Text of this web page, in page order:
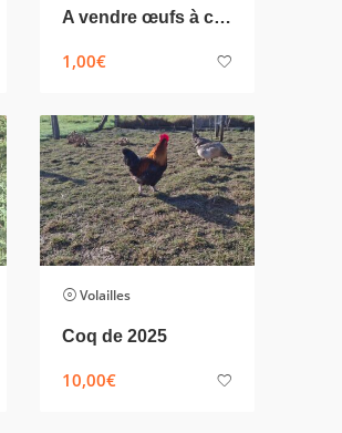
A vendre œufs à couver Marans Froment, Marans
1,00€
Volailles
Coq de 2025
10,00€